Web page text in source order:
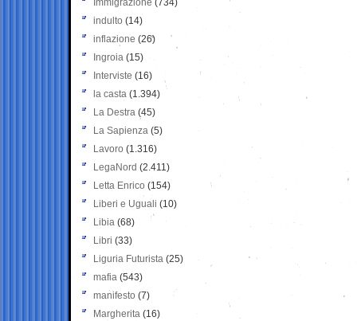
Immigrazione (734)
indulto (14)
inflazione (26)
Ingroia (15)
Interviste (16)
la casta (1.394)
La Destra (45)
La Sapienza (5)
Lavoro (1.316)
LegaNord (2.411)
Letta Enrico (154)
Liberi e Uguali (10)
Libia (68)
Libri (33)
Liguria Futurista (25)
mafia (543)
manifesto (7)
Margherita (16)